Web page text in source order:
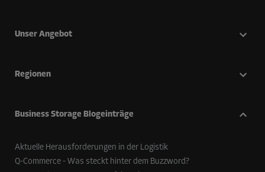
Unser Angebot
Regionen
Business Storage Blogeinträge
Aktuelle Herausforderungen in der Logistik
Q-Commerce - Was steckt hinter dem Buzzword?